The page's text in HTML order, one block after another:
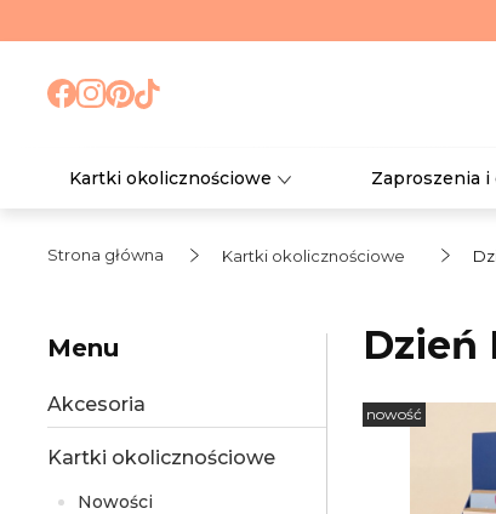
Kartki okolicznościowe Zaproszenia i
Strona główna Kartki okolicznościowe
Menu
Akcesoria
Kartki okolicznościowe
Nowości
Dzień
nowość